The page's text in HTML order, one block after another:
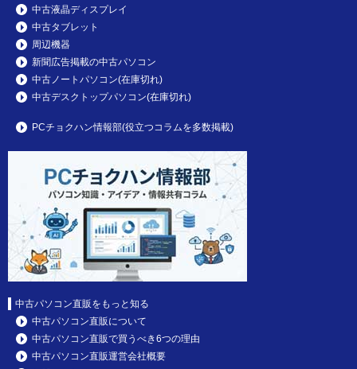
中古液晶ディスプレイ
中古タブレット
周辺機器
新聞広告掲載の中古パソコン
中古ノートパソコン(在庫切れ)
中古デスクトップパソコン(在庫切れ)
PCチョクハン情報部(役立つコラムを多数掲載)
中古パソコン直販をもっと知る
中古パソコン直販について
中古パソコン直販で買うべき6つの理由
中古パソコン直販運営会社概要